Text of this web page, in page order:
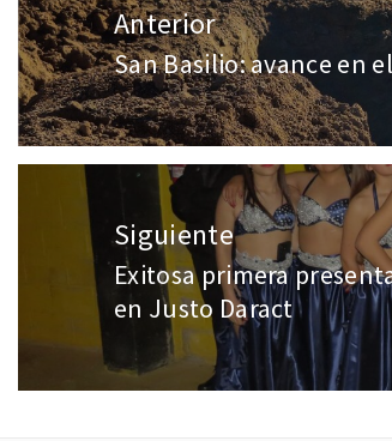
Anterior
San Basilio: avance en
Siguiente
Exitosa primera
en Justo Daract